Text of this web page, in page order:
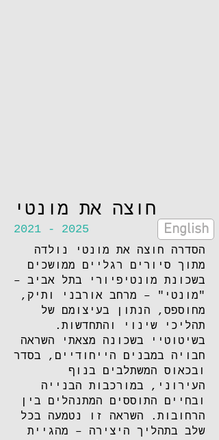
חוצה את מונטי
2021 - 2025 English
הסדרה חוצה את מונטי נולדה
מתוך סיורים רגליים ממושכים
בשכונת מונטיפיורי בתל אביב –
"מונטי" – מרחב אורבני ותיק,
מחוספס, הנתון בעיצומם של
תהליכי שינוי והתחדשות.
בשיטוטיי בשכונה מצאתי השראה
חבויה במבנים הייחודיים, בסדר
ובכאוס המשתלבים בנוף
העירוני, במורכבות הבנייה
ובחיים התוססים המתנהלים בין
הרחובות. השראה זו נטמעה בכל
שלב בתהליך היצירה – מהגיית